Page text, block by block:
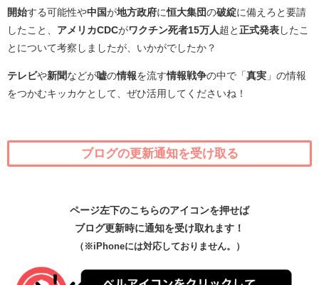
開始する可能性や中国が地方政府に恒大集団の破綻に備えろと要請
したこと、 アメリカCDCがワクチン死者15万人 超と 正式発表 したこ
とについて考察しましたが、いかがでしたか？
テレビや新聞などが嘘の情報を流す情報戦争の中で「真実 」の情報
をつかむキッカケとして、ぜひ活用してくださいね！
ブログの更新通知を受け取る
ページ左下のこちらのアイコンを押せば
ブログ更新時に通知を受け取れます！
（※iPhoneには対応しておりません。）